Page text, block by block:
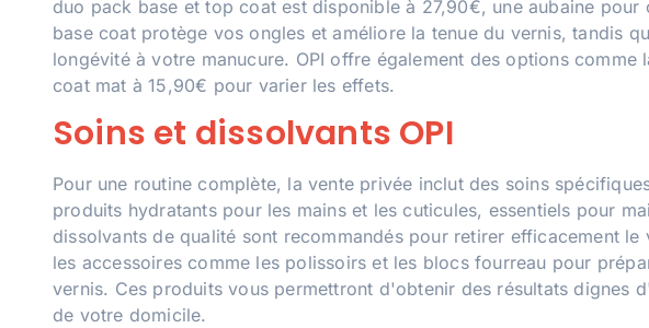
duo pack base et top coat est disponible à 27,90€, une aubaine
base coat protège vos ongles et améliore la tenue du vernis, tandis
longévité à votre manucure. OPI offre également des options
coat mat à 15,90€ pour varier les effets.
Soins et dissolvants OPI
Pour une routine complète, la vente privée inclut des soins
produits hydratants pour les mains et les cuticules, essentiels pour
dissolvants de qualité sont recommandés pour retirer efficacement
les accessoires comme les polissoirs et les blocs fourreau pour
vernis. Ces produits vous permettront d'obtenir des résultats dignes
de votre domicile.